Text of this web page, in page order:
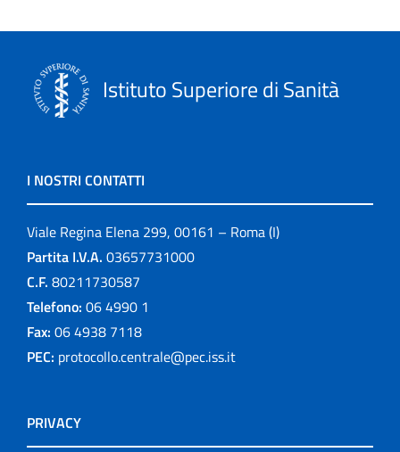
Istituto Superiore di Sanità
I NOSTRI CONTATTI
Viale Regina Elena 299, 00161 – Roma (I)
Partita I.V.A. 03657731000
C.F. 80211730587
Telefono: 06 4990 1
Fax: 06 4938 7118
PEC: protocollo.centrale@pec.iss.it
PRIVACY